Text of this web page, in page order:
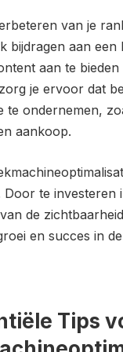
van je
bijdragen aan
aan te
je ervoor dat
te ondernemen,
aankoop.
Door te
de
en succes in
Tips